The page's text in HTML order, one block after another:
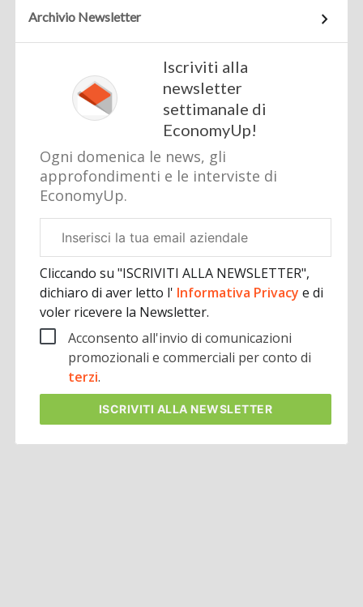
Archivio Newsletter
Iscriviti alla
newsletter
settimanale di
EconomyUp!
Ogni domenica le news, gli
approfondimenti e le interviste di
EconomyUp.
aziendale
Cliccando su "ISCRIVITI ALLA NEWSLETTER",
dichiaro di aver letto l' Informativa Privacye di
voler ricevere la Newsletter.
Acconsento all'invio di comunicazioni
promozionali e commerciali per conto di
terzi.
ISCRIVITI ALLA NEWSLETTER